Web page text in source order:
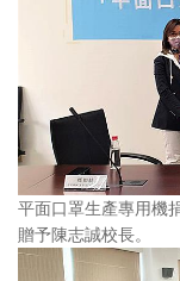
平面口罩生產專用機
贈予陳志誠校長。